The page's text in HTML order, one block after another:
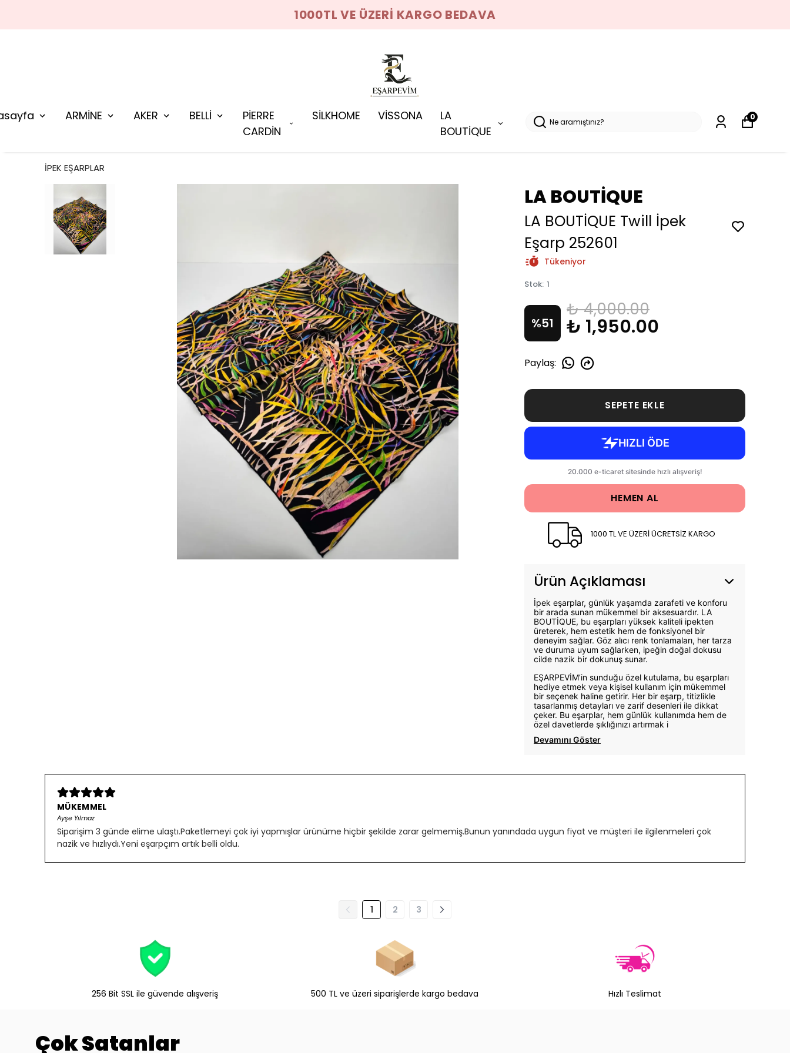
1000TL VE ÜZERİ KARGO BEDAVA
ARMİNE AKER BELLİ
PİERRE
CARDİN
SİLKHOME VİSSONA
LA
BOUTİQUE
0
İPEK EŞARPLAR
LA BOUTİQUE
LA BOUTİQUE Twill İpek
Eşarp 252601
Tükeniyor
Stok: 1
%51
₺ 4,000.00
₺ 1,950.00
Paylaş:
SEPETE EKLE
HEMEN AL
1000 TL VE ÜZERİ ÜCRETSİZ KARGO
Ürün Açıklaması
İpek eşarplar, günlük yaşamda zarafeti ve konforu
bir arada sunan mükemmel bir aksesuardır. LA
BOUTİQUE, bu eşarpları yüksek kaliteli ipekten
üreterek, hem estetik hem de fonksiyonel bir
deneyim sağlar. Göz alıcı renk tonlamaları, her tarza
ve duruma uyum sağlarken, ipeğin doğal dokusu
cilde nazik bir dokunuş sunar.
EŞARPEVİM’in sunduğu özel kutulama, bu eşarpları
hediye etmek veya kişisel kullanım için mükemmel
bir seçenek haline getirir. Her bir eşarp, titizlikle
tasarlanmış detayları ve zarif desenleri ile dikkat
çeker. Bu eşarplar, hem günlük kullanımda hem de
özel davetlerde şıklığınızı artırmak i
Devamını Göster
MÜKEMMEL
Ayşe Yılmaz
Siparişim 3 günde elime ulaştı.Paketlemeyi çok iyi yapmışlar ürünüme hiçbir şekilde zarar gelmemiş.Bunun yanındada uygun fiyat ve müşteri ile ilgilenmeleri çok
nazik ve hızlıydı.Yeni eşarpçım artık belli oldu.
1 2 3
256 Bit SSL ile güvende alışveriş 500 TL ve üzeri siparişlerde kargo bedava Hızlı Teslimat
Çok Satanlar